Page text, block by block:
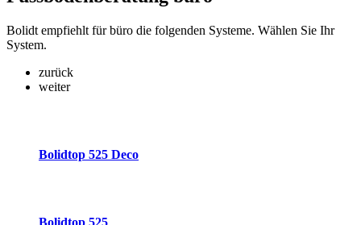
Bolidt empfiehlt für büro die folgenden Systeme. Wählen Sie Ihr
System.
zurück
weiter
Bolidtop 525 Deco
Bolidtop 525